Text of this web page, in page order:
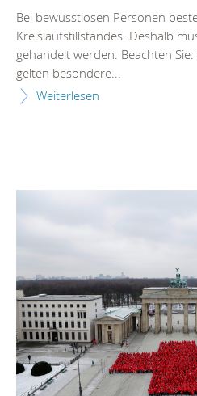
Bei bewusstlosen Personen
Kreislaufstillstandes. Deshalb
gehandelt werden. Beachten
gelten besondere...
Weiterlesen